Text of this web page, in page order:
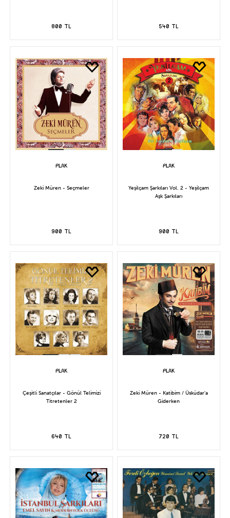
800 TL 540 TL
Zeki Müren - Seçmeler
900 TL
Yeşilçam Şarkıları Vol. 2 - Yeşilçam
Aşk Şarkıları
900 TL
Çeşitli Sanatçılar - Gönül Telimizi
Titretenler 2
640 TL
Zeki Müren - Katibim / Üsküdar'a
Giderken
720 TL